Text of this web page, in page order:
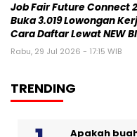
Job Fair Future Connect
Buka 3.019 Lowongan
Cara Daftar Lewat NEW
Rabu, 29 Jul 2026 - 17:15 WIB
TRENDING
Apakah